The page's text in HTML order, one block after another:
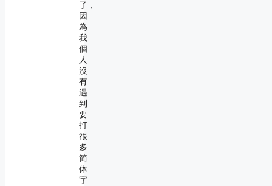
了，
因
為
我
個
人
沒
有
遇
到
要
打
很
多
简
体
字